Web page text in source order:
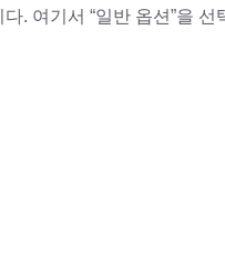
. 여기서 “일반 옵션”을 선